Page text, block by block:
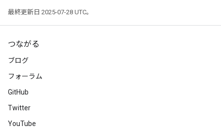
最終更新日 2025-07-28 UTC。
つながる
ブログ
フォーラム
GitHub
Twitter
YouTube